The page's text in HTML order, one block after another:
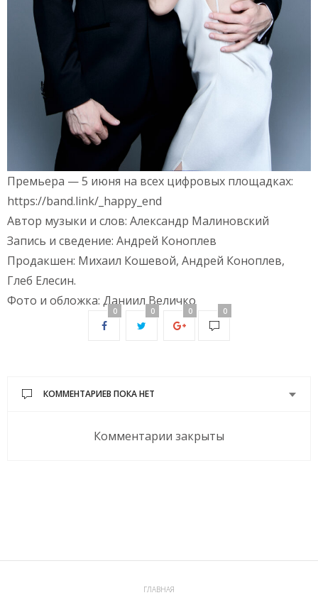
Премьера — 5 июня на всех цифровых площадках:
https://band.link/_happy_end
Автор музыки и слов: Александр Малиновский
Запись и сведение: Андрей Коноплев
Продакшен: Михаил Кошевой, Андрей Коноплев,
Глеб Елесин.
Фото и обложка: Даниил Величко
0 0 0 0
КОММЕНТАРИЕВ ПОКА НЕТ
Комментарии закрыты
ГЛАВНАЯ